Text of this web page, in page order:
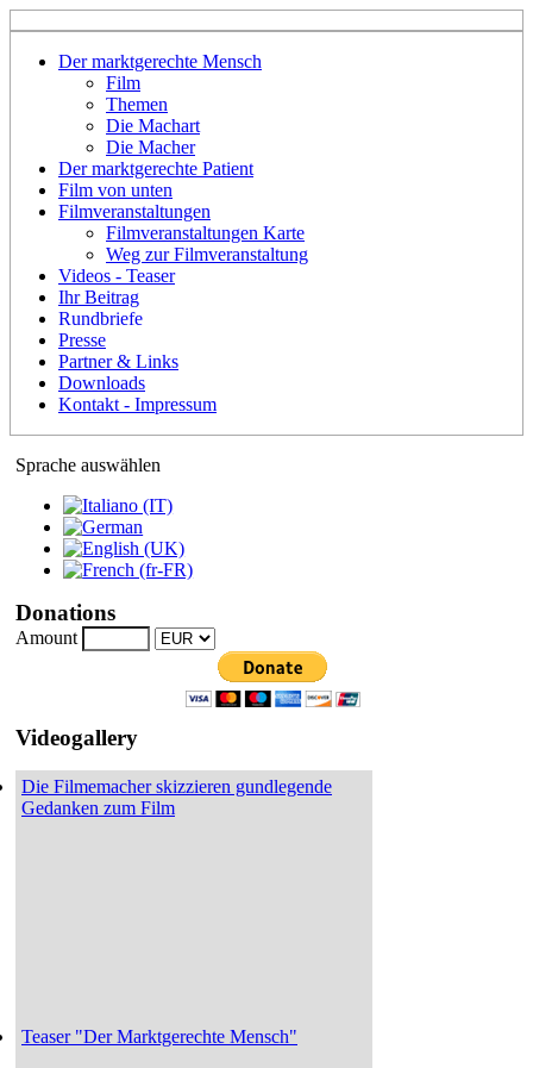
Der marktgerechte Mensch
Film
Themen
Die Machart
Die Macher
Der marktgerechte Patient
Film von unten
Filmveranstaltungen
Filmveranstaltungen Karte
Weg zur Filmveranstaltung
Videos - Teaser
Ihr Beitrag
Rundbriefe
Presse
Partner & Links
Downloads
Kontakt - Impressum
Sprache auswählen
Donations
Amount
Videogallery
Die Filmemacher skizzieren gundlegende
Gedanken zum Film
Teaser "Der Marktgerechte Mensch"